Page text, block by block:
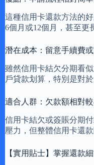
這種信用卡還款方法的
6個月或12個月，甚至更
潛在成本：留意手續費
雖然信用卡結欠分期看
戶貸款划算，特別是對
適合人群：欠款額相對
信用卡結欠或簽賬分期
壓力，但整體信用卡還
【實用貼士】掌握還款